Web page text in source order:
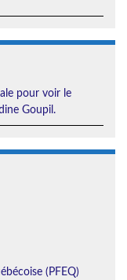
pour voir le
Goupil.
(PFEQ)